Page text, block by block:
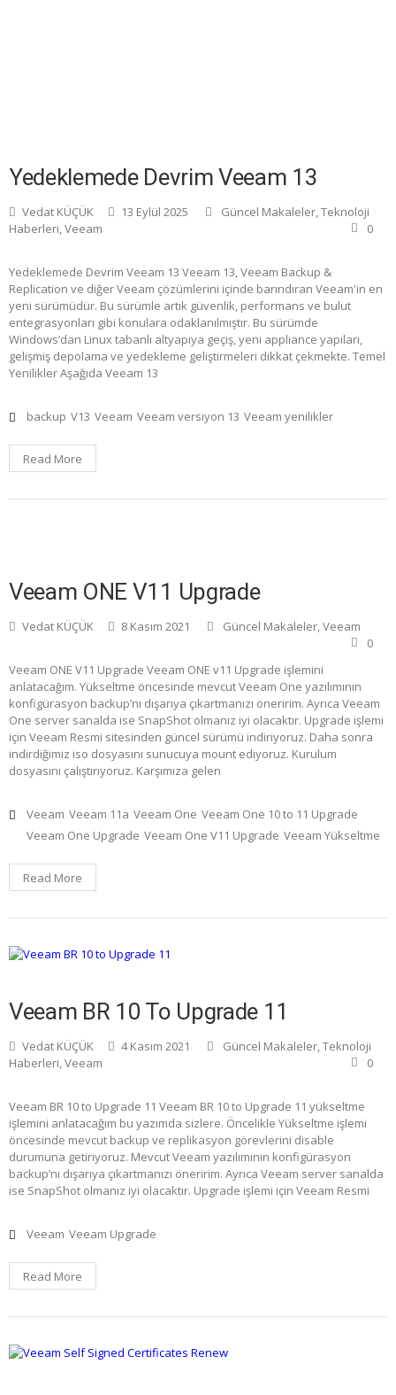
Yedeklemede Devrim Veeam 13
Vedat KÜÇÜK 13 Eylül 2025 Güncel Makaleler,Teknoloji
Haberleri,Veeam 0
Yedeklemede Devrim Veeam 13 Veeam 13, Veeam Backup &
Replication ve diğer Veeam çözümlerini içinde barındıran Veeam'in en
yeni sürümüdür. Bu sürümle artık güvenlik, performans ve bulut
entegrasyonları gibi konulara odaklanılmıştır. Bu sürümde
Windows’dan Linux tabanlı altyapıya geçiş, yeni appliance yapıları,
gelişmiş depolama ve yedekleme geliştirmeleri dikkat çekmekte. Temel
Yenilikler Aşağıda Veeam 13
backup V13 Veeam Veeam versiyon 13 Veeam yenilikler
Read More
Veeam ONE V11 Upgrade
Vedat KÜÇÜK 8 Kasım 2021 Güncel Makaleler,Veeam
0
Veeam ONE V11 Upgrade Veeam ONE v11 Upgrade işlemini
anlatacağım. Yükseltme öncesinde mevcut Veeam One yazılımının
konfigürasyon backup’nı dışarıya çıkartmanızı öneririm. Ayrıca Veeam
One server sanalda ise SnapShot olmanız iyi olacaktır. Upgrade işlemi
için Veeam Resmi sitesinden güncel sürümü indiriyoruz. Daha sonra
indirdiğimiz iso dosyasını sunucuya mount ediyoruz. Kurulum
dosyasını çalıştırıyoruz. Karşımıza gelen
Veeam Veeam 11a Veeam One Veeam One 10 to 11 Upgrade
Veeam One Upgrade Veeam One V11 Upgrade Veeam Yükseltme
Read More
Veeam BR 10 To Upgrade 11
Vedat KÜÇÜK 4 Kasım 2021 Güncel Makaleler,Teknoloji
Haberleri,Veeam 0
Veeam BR 10 to Upgrade 11 Veeam BR 10 to Upgrade 11 yükseltme
işlemini anlatacağım bu yazımda sizlere. Öncelikle Yükseltme işlemi
öncesinde mevcut backup ve replikasyon görevlerini disable
durumuna getiriyoruz. Mevcut Veeam yazılımının konfigürasyon
backup’nı dışarıya çıkartmanızı öneririm. Ayrıca Veeam server sanalda
ise SnapShot olmanız iyi olacaktır. Upgrade işlemi için Veeam Resmi
Veeam Veeam Upgrade
Read More